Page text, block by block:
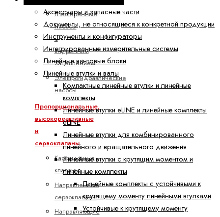
Шестеренные
насосы
с
внутренним
зацеплением
Электрогидравлические
насосы
Пропорциональные,
высокореактивные
и
сервоклапаны
Картриджные
клапаны
Направленные
сервоклапаны
Направляющие
Аксессуары и запасные части
Документы, не относящиеся к конкретной продукции
Инструменты и конфигураторы
Интегрированные измерительные системы
Линейные винтовые блоки
Линейные втулки и валы
Компактные линейные втулки и линейные
комплекты
Линейные втулки eLINE и линейные комплекты
eLINE
Линейные втулки для комбинированного
линейного и вращательного движения
Линейные втулки с крутящим моментом и
линейные комплекты
Линейные комплекты с устойчивыми к
крутящему моменту линейными втулками
Устойчивые к крутящему моменту